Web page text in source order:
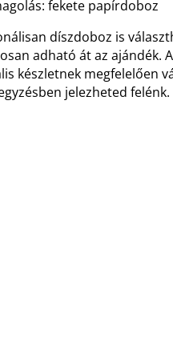
fekete papírdoboz
díszdoboz is
adható át az ajándék.
készletnek megfelelően
jelezheted felénk.